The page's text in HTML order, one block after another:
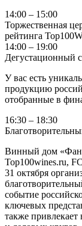
14:00 – 15:00
Торжественная
рейтинга
14:00 – 19:00
Дегустационный
У вас есть
продукцию
отобранные в
16:30 – 18:30
Винный дом
Top100wines.ru,
31 октября
событие
ключевых
также привлекает